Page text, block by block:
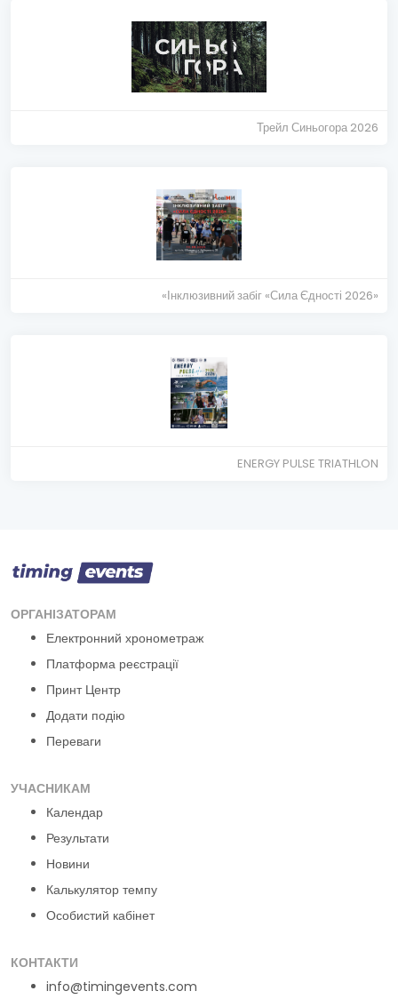
Трейл Синьогора 2026
«Інклюзивний забіг «Сила Єдності 2026»
ENERGY PULSE TRIATHLON
ОРГАНІЗАТОРАМ
Електронний хронометраж
Платформа реєстрації
Принт Центр
Додати подію
Переваги
УЧАСНИКАМ
Календар
Результати
Новини
Калькулятор темпу
Особистий кабінет
КОНТАКТИ
info@timingevents.com